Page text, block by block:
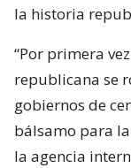
la historia
“Por primera
republicana se
gobiernos de
bálsamo para
la agencia